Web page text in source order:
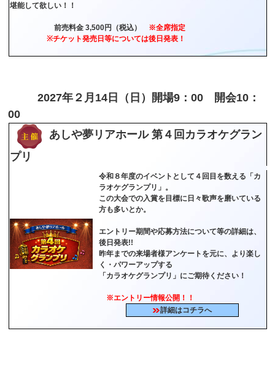
堪能して欲しい！！
前売料金 3,500円（税込）
※全席指定
※チケット発売日等については後日発表！
2027年２月14日（日）開場9：00 開会10：
00
あしや夢リアホール 第４回カラオケグラン
プリ
令和８年度のイベントとして４回目を数える「カ
ラオケグランプリ」。
この大会での入賞を目標に日々歌声を磨いている
方も多いとか。
エントリー期間や応募方法について等の詳細は、
後日発表!!
昨年までの来場者様アンケートを元に、より楽し
く・パワーアップする
「カラオケグランプリ」にご期待ください！
※エントリー情報公開！！
詳細はコチラへ